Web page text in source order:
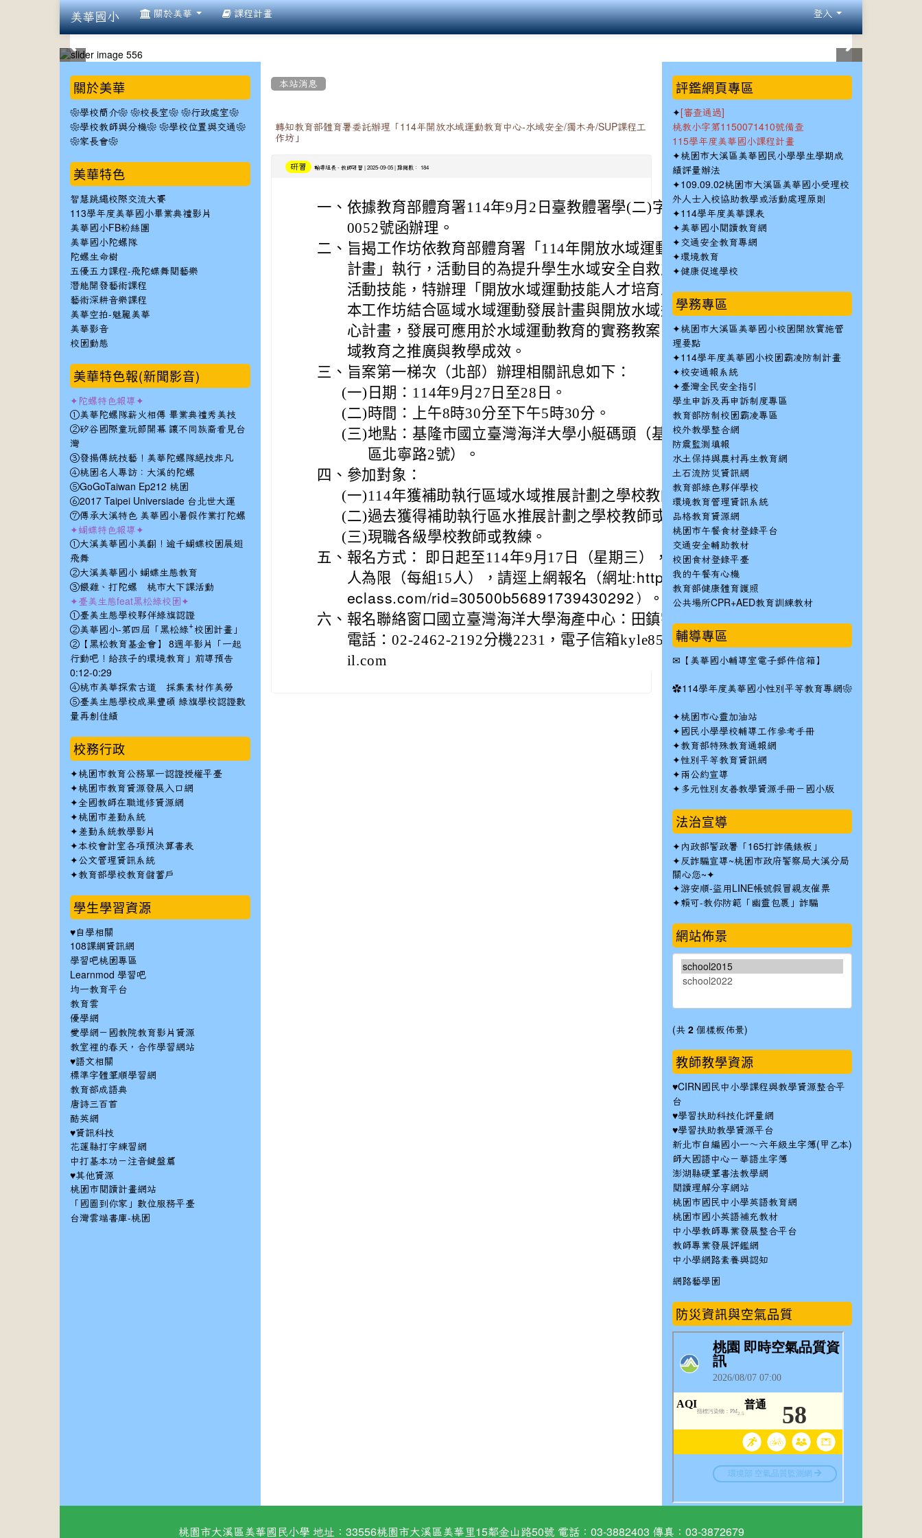
美華國小 關於美華 課程計畫 登入
本站消息
轉知教育部體育署委託辦理「114年開放水域運動教育中心-水域安全/獨木舟/SUP課程工
作坊」
研習 輔導組長- 教師研習 | 2025-09-05 | 點閱數： 184
一、 依據教育部體育署114年9月2日臺教體署學(二)字第114003
0052號函辦理。
二、 旨揭工作坊依教育部體育署「114年開放水域運動教育中心
計畫」執行，活動目的為提升學生水域安全自救能力與水域
活動技能，特辦理「開放水域運動技能人才培育工作坊」。
本工作坊結合區域水域運動發展計畫與開放水域運動教育中
心計畫，發展可應用於水域運動教育的實務教案，以促進水
域教育之推廣與教學成效。
三、 旨案第一梯次（北部）辦理相關訊息如下：
(一) 日期：114年9月27日至28日。
(二) 時間：上午8時30分至下午5時30分。
(三)地點：基隆市國立臺灣海洋大學小艇碼頭（基隆市中正
區北寧路2號）。
四、 參加對象：
(一)114年獲補助執行區域水域推展計劃之學校教師或教練。
(二)過去獲得補助執行區水推展計劃之學校教師或教練。
(三)現職各級學校教師或教練。
五、 報名方式： 即日起至114年9月17日（星期三），每場次30
人為限（每組15人），請逕上網報名（網址: https://www.b
eclass.com/rid=30500b56891739430292）。
六、 報名聯絡窗口國立臺灣海洋大學海產中心：田鎮宇 專員，
電話：02-2462-2192分機2231，電子信箱kyle850611@gma
il.com
::: 關於美華
❀學校簡介❀ ❀校長室❀ ❀行政處室❀
❀學校教師與分機❀ ❀學校位置與交通❀
❀家長會❀
美華特色
智慧跳繩校際交流大賽
113學年度美華國小畢業典禮影片
美華國小FB粉絲團
美華國小陀螺隊
陀螺生命樹
五優五力課程-飛陀蝶舞閱藝樂
潛能開發藝術課程
藝術深耕音樂課程
美華空拍-魅麗美華
美華影音
校園動態
美華特色報(新聞影音)
✦陀螺特色報導✦
①美華陀螺隊薪火相傳 畢業典禮秀美技
②矽谷國際童玩節開幕 讓不同族裔看見台
灣
③發揚傳統技藝！美華陀螺隊絕技非凡
④桃園名人專訪：大溪的陀螺
⑤GoGoTaiwan Ep212 桃園
⑥2017 Taipei Universiade 台北世大運
⑦傳承大溪特色 美華國小暑假作業打陀螺
✦蝴蝶特色報導✦
①大溪美華國小美翻！逾千蝴蝶校園展翅
飛舞
②大溪美華國小 蝴蝶生態教育
③餵雞、打陀螺 桃市大下課活動
✦臺美生態feat黑松綠校園✦
①臺美生態學校夥伴綠旗認證
②美華國小-第四屆「黑松綠⁺校園計畫」
②【黑松教育基金會】 8週年影片「一起
行動吧！給孩子的環境教育」前導預告
0:12-0:29
④桃市美華探索古道 採集素材作美勞
⑤臺美生態學校成果豐碩 綠旗學校認證數
量再創佳績
校務行政
✦桃園市教育公務單一認證授權平臺
✦桃園市教育資源發展入口網
✦全國教師在職進修資源網
✦桃園市差勤系統
✦ 差勤系統教學影片
✦本校會計室各項預決算書表
✦公文管理資訊系統
✦教育部學校教育儲蓄戶
學生學習資源
♥自學相關
108課綱資訊網
學習吧桃園專區
Learnmod 學習吧
均一教育平台
教育雲
優學網
愛學網－國教院教育影片資源
教室裡的春天，合作學習網站
♥語文相關
標準字體筆順學習網
教育部成語典
唐詩三百首
酷英網
♥資訊科技
花蓮縣打字練習網
中打基本功－注音鍵盤篇
♥其他資源
桃園市閱讀計畫網站
「國圖到你家」數位服務平臺
台灣雲端書庫-桃園
::: 評鑑網頁專區
✦ [審查通過]
桃教小字第1150071410號備查
115學年度美華國小課程計畫
✦桃園市大溪區美華國民小學學生學期成
績評量辦法
✦109.09.02桃園市大溪區美華國小受理校
外人士入校協助教學或活動處理原則
✦114學年度美華課表
✦美華國小閱讀教育網
✦ 交通安全教育專網
✦環境教育
✦健康促進學校
學務專區
✦桃園市大溪區美華國小校園開放實施管
理要點
✦114學年度美華國小校園霸凌防制計畫
✦校安通報系統
✦臺灣全民安全指引
學生申訴及再申訴制度專區
教育部防制校園霸凌專區
校外教學整合網
防震監測填報
水土保持與農村再生教育網
土石流防災資訊網
教育部綠色夥伴學校
環境教育管理資訊系統
品格教育資源網
桃園市午餐食材登錄平台
交通安全輔助教材
校園食材登錄平臺
我的午餐有心機
教育部健康體育護照
公共場所CPR+AED教育訓練教材
輔導專區
✉ 【美華國小輔導室電子郵件信箱】
✿114學年度美華國小性別平等教育專網❀
✦桃園市心靈加油站
✦ 國民小學學校輔導工作參考手冊
✦教育部特殊教育通報網
✦性別平等教育資訊網
✦兩公約宣導
✦ 多元性別友善教學資源手冊－國小版
法治宣導
✦ 內政部警政署「165打詐儀錶板」
✦反詐騙宣導~桃園市政府警察局大溪分局
關心您~✦
✦游安順-盜用LINE帳號假冒親友催票
✦賴可-教你防範「幽靈包裹」詐騙
網站佈景
(共 2個樣板佈景)
教師教學資源
♥CIRN國民中小學課程與教學資源整合平
台
♥學習扶助科技化評量網
♥學習扶助教學資源平台
新北市自編國小一～六年級生字簿(甲乙本)
師大國語中心－華語生字簿
澎湖縣硬筆書法教學網
閱讀理解分享網站
桃園市國民中小學英語教育網
桃園市國小英語補充教材
中小學教師專業發展整合平台
教師專業發展評鑑網
中小學網路素養與認知
網路藝學園
防災資訊與空氣品質
桃園市大溪區美華國民小學 地址：33556桃園市大溪區美華里15鄰金山路50號 電話：03-3882403 傳真：03-3872679